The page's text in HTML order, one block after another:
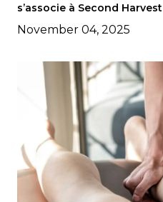
s’associe à Second Harvest
November 04, 2025